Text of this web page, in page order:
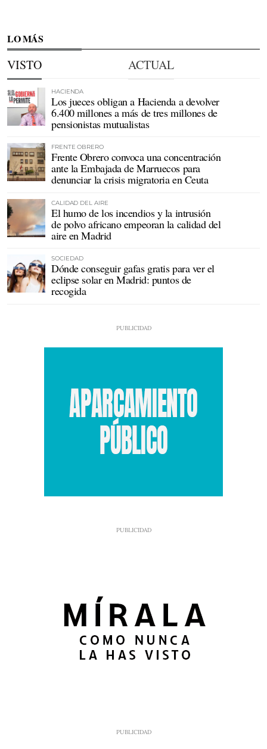
LO MÁS
VISTO ACTUAL
HACIENDA
Los jueces obligan a Hacienda a devolver
6.400 millones a más de tres millones de
pensionistas mutualistas
FRENTE OBRERO
Frente Obrero convoca una concentración
ante la Embajada de Marruecos para
denunciar la crisis migratoria en Ceuta
CALIDAD DEL AIRE
El humo de los incendios y la intrusión
de polvo africano empeoran la calidad del
aire en Madrid
SOCIEDAD
Dónde conseguir gafas gratis para ver el
eclipse solar en Madrid: puntos de
recogida